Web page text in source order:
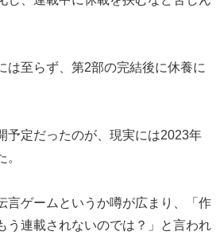
は至らず、第2部の完結後に休養に
予定だったのが、現実には2023年
言ゲームというか噂が広まり、「作
う連載されないのでは？」と言われ